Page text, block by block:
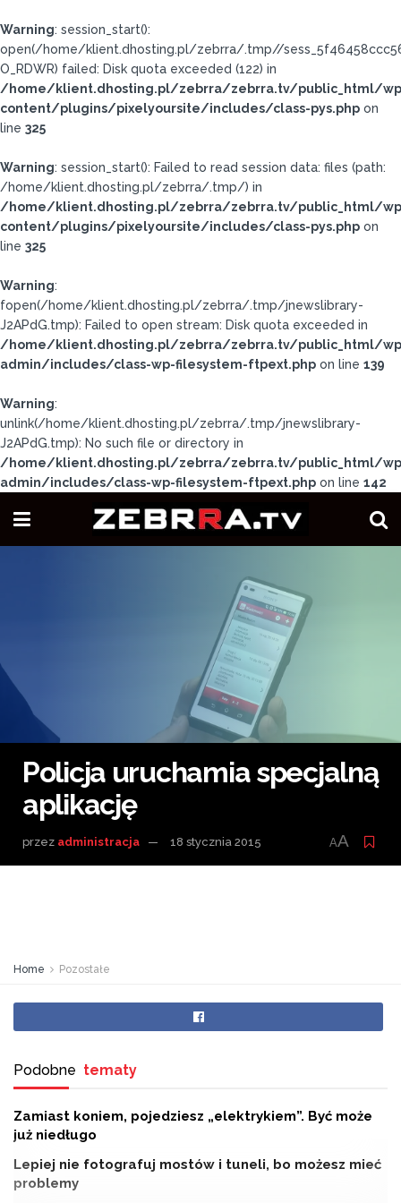
Warning: session_start():
open(/home/klient.dhosting.pl/zebrra/.tmp//
O_RDWR) failed: Disk quota exceeded (122) in
/home/klient.dhosting.pl/zebrra/zebrra.tv/public_html/
content/plugins/pixelyoursite/includes/class-pys.php on
line 325
Warning: session_start(): Failed to read session data: files (path:
/home/klient.dhosting.pl/zebrra/.tmp/) in
/home/klient.dhosting.pl/zebrra/zebrra.tv/public_html/
content/plugins/pixelyoursite/includes/class-pys.php on
line 325
Warning:
fopen(/home/klient.dhosting.pl/zebrra/.tmp/jnewslibrary-
J2APdG.tmp): Failed to open stream: Disk quota exceeded in
/home/klient.dhosting.pl/zebrra/zebrra.tv/public_html/
admin/includes/class-wp-filesystem-ftpext.php on line 139
Warning:
unlink(/home/klient.dhosting.pl/zebrra/.tmp/jnewslibrary-
J2APdG.tmp): No such file or directory in
/home/klient.dhosting.pl/zebrra/zebrra.tv/public_html/
admin/includes/class-wp-filesystem-ftpext.php on line 142
Policja uruchamia specjalną
aplikację
przez administracja 18 stycznia 2015 AA
Home Pozostałe
Podobne tematy
Zamiast koniem, pojedziesz „elektrykiem”. Być może
już niedługo
Lepiej nie fotografuj mostów i tuneli, bo możesz mieć
problemy